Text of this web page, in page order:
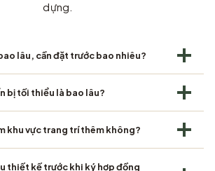
dựng.
lâu, cần đặt trước bao nhiêu?
bị tối thiểu là bao lâu?
khu vực trang trí thêm không?
thiết kế trước khi ký hợp đồng